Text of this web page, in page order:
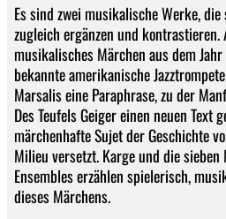
Es sind zwei musikalische Werke,
zugleich ergänzen und
musikalisches Märchen aus dem
bekannte amerikanische
Marsalis eine Paraphrase, zu der
Des Teufels Geiger einen neuen Text
märchenhafte Sujet der Geschichte
Milieu versetzt. Karge und die
Ensembles erzählen spielerisch,
dieses Märchens.